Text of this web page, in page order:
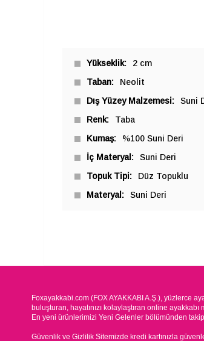
Yükseklik
2 cm
Taban
Neolit
Dış Yüzey Malzemesi
Suni
Renk
Taba
Kumaş
%100 Suni Deri
İç Materyal
Suni Deri
Topuk Tipi
Düz Topuklu
Materyal
Suni Deri
Foxayakkabi.com (FOX AYAKKABI A.Ş.), yüzlerce
buluşturan, hayatınızı kolaylaştıran online
En yeni ürünlerimizi Yeni Gelenler bölümünden
Güvenlik ve Gizlilik Sitemizde kredi kartınızla